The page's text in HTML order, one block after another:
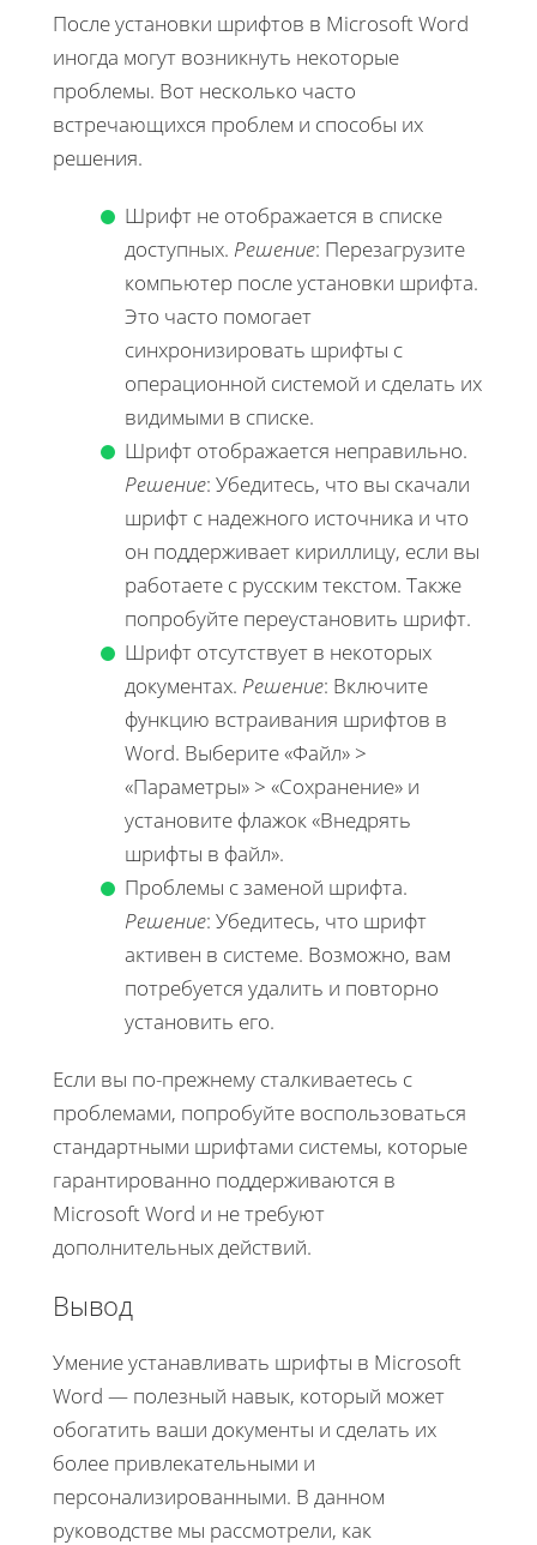
После установки шрифтов в Microsoft Word
иногда могут возникнуть некоторые
проблемы. Вот несколько часто
встречающихся проблем и способы их
решения.
Шрифт не отображается в списке
доступных. Решение: Перезагрузите
компьютер после установки шрифта.
Это часто помогает
синхронизировать шрифты с
операционной системой и сделать их
видимыми в списке.
Шрифт отображается неправильно.
Решение: Убедитесь, что вы скачали
шрифт с надежного источника и что
он поддерживает кириллицу, если вы
работаете с русским текстом. Также
попробуйте переустановить шрифт.
Шрифт отсутствует в некоторых
документах. Решение: Включите
функцию встраивания шрифтов в
Word. Выберите «Файл» >
«Параметры» > «Сохранение» и
установите флажок «Внедрять
шрифты в файл».
Проблемы с заменой шрифта.
Решение: Убедитесь, что шрифт
активен в системе. Возможно, вам
потребуется удалить и повторно
установить его.
Если вы по-прежнему сталкиваетесь с
проблемами, попробуйте воспользоваться
стандартными шрифтами системы, которые
гарантированно поддерживаются в
Microsoft Word и не требуют
дополнительных действий.
Вывод
Умение устанавливать шрифты в Microsoft
Word — полезный навык, который может
обогатить ваши документы и сделать их
более привлекательными и
персонализированными. В данном
руководстве мы рассмотрели, как